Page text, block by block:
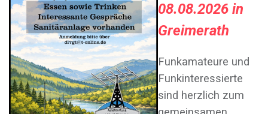
08.08.2026 in
Greimerath
Funkamateure und
Funkinteressierte
sind herzlich zum